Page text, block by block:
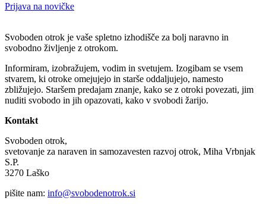
Prijava na novičke
Svoboden otrok je vaše spletno izhodišče za bolj naravno in
svobodno življenje z otrokom.
Informiram, izobražujem, vodim in svetujem. Izogibam se vsem
stvarem, ki otroke omejujejo in starše oddaljujejo, namesto
zbližujejo. Staršem predajam znanje, kako se z otroki povezati, jim
nuditi svobodo in jih opazovati, kako v svobodi žarijo.
Kontakt
Svoboden otrok,
svetovanje za naraven in samozavesten razvoj otrok, Miha Vrbnjak
S.P.
3270 Laško
pišite nam: info@svobodenotrok.si